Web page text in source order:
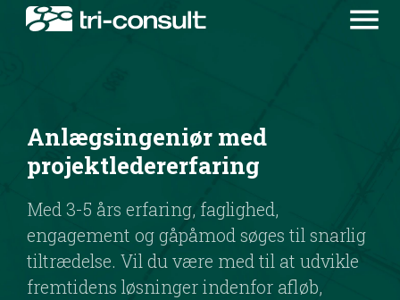
menu
Anlægsingeniør med
projektledererfaring
Med 3-5 års erfaring, faglighed,
engagement og gåpåmod søges til snarlig
tiltrædelse. Vil du være med til at udvikle
fremtidens løsninger indenfor afløb,